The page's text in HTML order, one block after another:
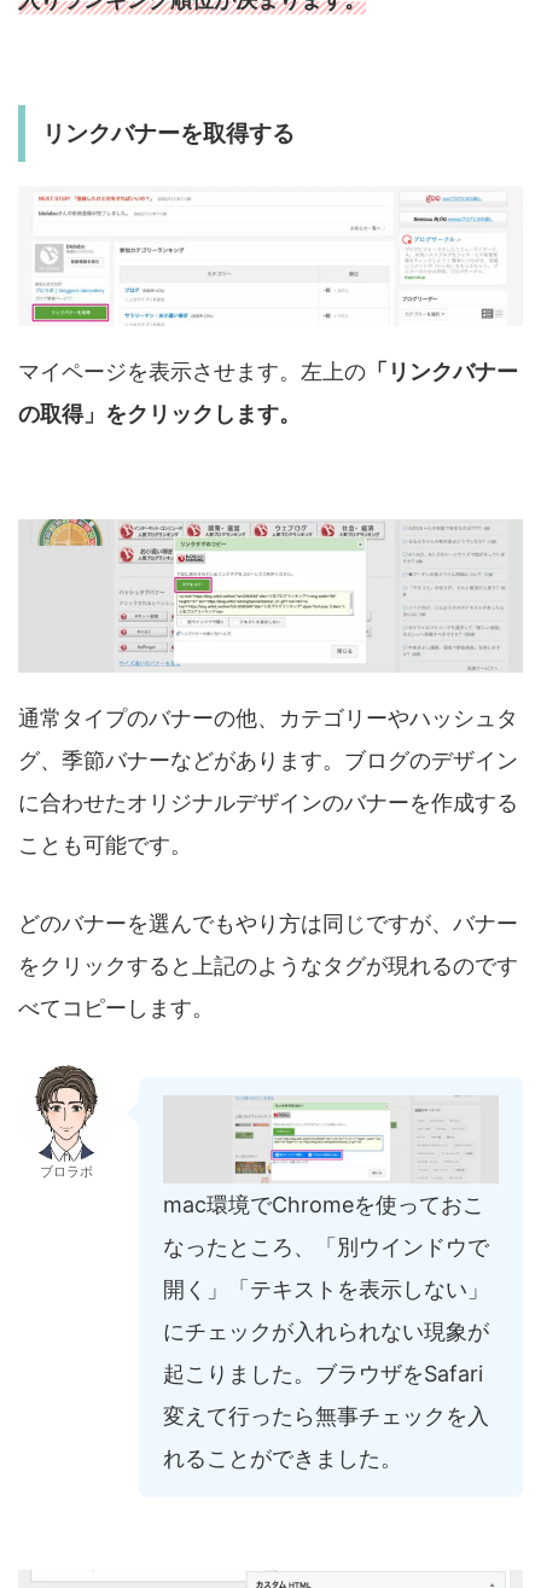
リンクバナーを取得する
マイページを表示させます。左上の 「リンクバナー
の取得」をクリックします。
通常タイプのバナーの他、カテゴリーやハッシュタ
グ、季節バナーなどがあります。ブログのデザイン
に合わせたオリジナルデザインのバナーを作成する
ことも可能です。
どのバナーを選んでもやり方は同じですが、バナー
をクリックすると上記のようなタグが現れるのです
べてコピーします。
ブロラボ
mac環境でChromeを使っておこ
なったところ、「別ウインドウで
開く」「テキストを表示しない」
にチェックが入れられない現象が
起こりました。ブラウザをSafari
変えて行ったら無事チェックを入
れることができました。